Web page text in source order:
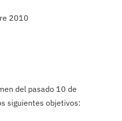
2010
del pasado 10 de
siguientes objetivos: